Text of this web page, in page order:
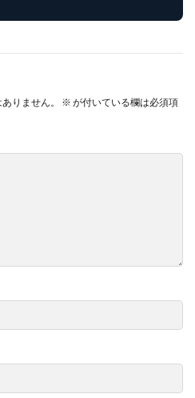
りません。 ※ が付いている欄は必須項